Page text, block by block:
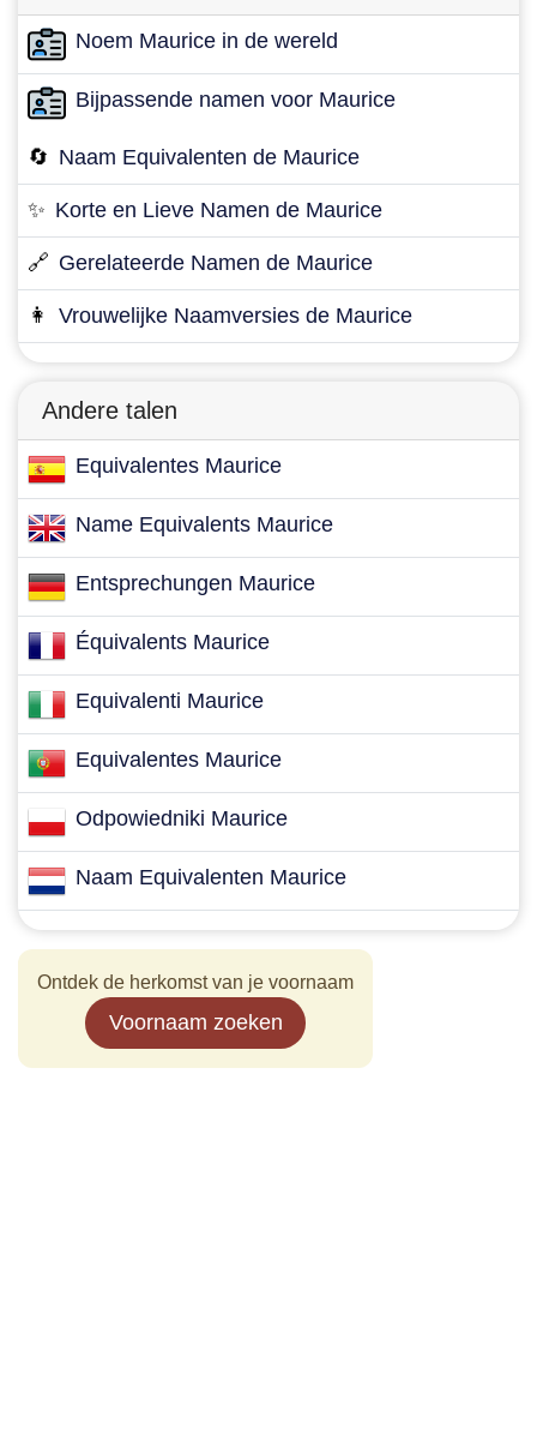
Noem Maurice in de wereld
Bijpassende namen voor Maurice
🔄 Naam Equivalenten de Maurice
✨ Korte en Lieve Namen de Maurice
🔗 Gerelateerde Namen de Maurice
👩 Vrouwelijke Naamversies de Maurice
Andere talen
Equivalentes Maurice
Name Equivalents Maurice
Entsprechungen Maurice
Équivalents Maurice
Equivalenti Maurice
Equivalentes Maurice
Odpowiedniki Maurice
Naam Equivalenten Maurice
Ontdek de herkomst van je voornaam
Voornaam zoeken